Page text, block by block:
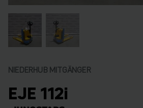
NIEDERHUB MITGÄNGER
EJE 112i